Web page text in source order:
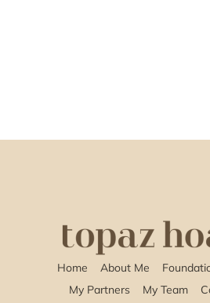
Home About Me
My Partners
My Team